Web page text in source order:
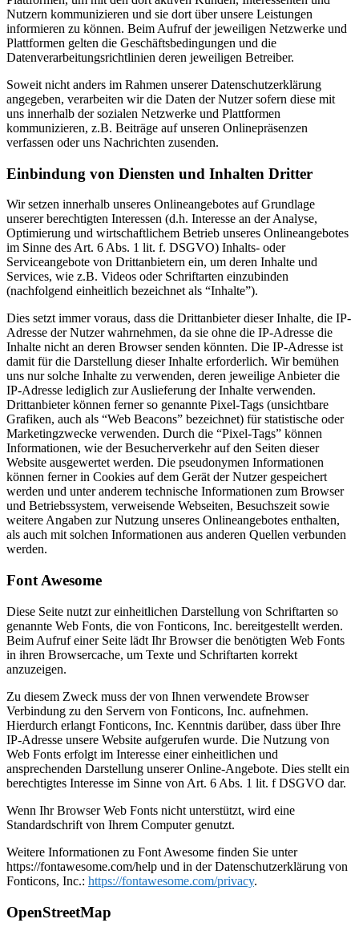
Nutzern kommunizieren und sie dort über unsere Leistungen
informieren zu können. Beim Aufruf der jeweiligen Netzwerke und
Plattformen gelten die Geschäftsbedingungen und die
Datenverarbeitungsrichtlinien deren jeweiligen Betreiber.
Soweit nicht anders im Rahmen unserer Datenschutzerklärung
angegeben, verarbeiten wir die Daten der Nutzer sofern diese mit
uns innerhalb der sozialen Netzwerke und Plattformen
kommunizieren, z.B. Beiträge auf unseren Onlinepräsenzen
verfassen oder uns Nachrichten zusenden.
Einbindung von Diensten und Inhalten Dritter
Wir setzen innerhalb unseres Onlineangebotes auf Grundlage
unserer berechtigten Interessen (d.h. Interesse an der Analyse,
Optimierung und wirtschaftlichem Betrieb unseres Onlineangebotes
im Sinne des Art. 6 Abs. 1 lit. f. DSGVO) Inhalts- oder
Serviceangebote von Drittanbietern ein, um deren Inhalte und
Services, wie z.B. Videos oder Schriftarten einzubinden
(nachfolgend einheitlich bezeichnet als “Inhalte”).
Dies setzt immer voraus, dass die Drittanbieter dieser Inhalte, die IP-
Adresse der Nutzer wahrnehmen, da sie ohne die IP-Adresse die
Inhalte nicht an deren Browser senden könnten. Die IP-Adresse ist
damit für die Darstellung dieser Inhalte erforderlich. Wir bemühen
uns nur solche Inhalte zu verwenden, deren jeweilige Anbieter die
IP-Adresse lediglich zur Auslieferung der Inhalte verwenden.
Drittanbieter können ferner so genannte Pixel-Tags (unsichtbare
Grafiken, auch als “Web Beacons” bezeichnet) für statistische oder
Marketingzwecke verwenden. Durch die “Pixel-Tags” können
Informationen, wie der Besucherverkehr auf den Seiten dieser
Website ausgewertet werden. Die pseudonymen Informationen
können ferner in Cookies auf dem Gerät der Nutzer gespeichert
werden und unter anderem technische Informationen zum Browser
und Betriebssystem, verweisende Webseiten, Besuchszeit sowie
weitere Angaben zur Nutzung unseres Onlineangebotes enthalten,
als auch mit solchen Informationen aus anderen Quellen verbunden
werden.
Font Awesome
Diese Seite nutzt zur einheitlichen Darstellung von Schriftarten so
genannte Web Fonts, die von Fonticons, Inc. bereitgestellt werden.
Beim Aufruf einer Seite lädt Ihr Browser die benötigten Web Fonts
in ihren Browsercache, um Texte und Schriftarten korrekt
anzuzeigen.
Zu diesem Zweck muss der von Ihnen verwendete Browser
Verbindung zu den Servern von Fonticons, Inc. aufnehmen.
Hierdurch erlangt Fonticons, Inc. Kenntnis darüber, dass über Ihre
IP-Adresse unsere Website aufgerufen wurde. Die Nutzung von
Web Fonts erfolgt im Interesse einer einheitlichen und
ansprechenden Darstellung unserer Online-Angebote. Dies stellt ein
berechtigtes Interesse im Sinne von Art. 6 Abs. 1 lit. f DSGVO dar.
Wenn Ihr Browser Web Fonts nicht unterstützt, wird eine
Standardschrift von Ihrem Computer genutzt.
Weitere Informationen zu Font Awesome finden Sie unter
https://fontawesome.com/help und in der Datenschutzerklärung von
Fonticons, Inc.: https://fontawesome.com/privacy.
OpenStreetMap